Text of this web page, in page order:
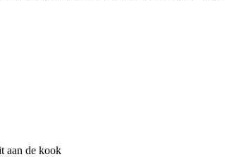
aan de kook